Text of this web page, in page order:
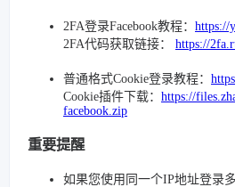
2FA登录Facebook教程： https://
2FA代码获取链接： https://
普通格式Cookie登录教程：
Cookie插件下载： https://
facebook.zip
重要提醒
如果您使用同一个IP地址登录